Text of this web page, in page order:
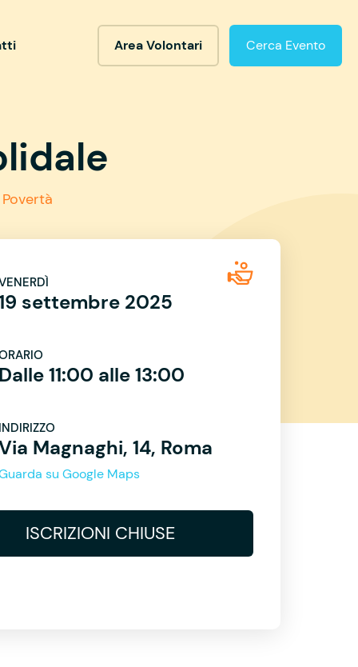
Area Volontari Cerca Evento
settembre 2025
11:00 alle 13:00
Magnaghi, 14, Roma
su Google Maps
ISCRIZIONI CHIUSE